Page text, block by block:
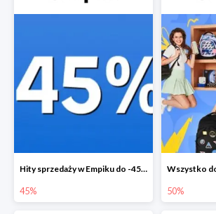
Hity sprzedaży w Empiku do -45%
45% 50%